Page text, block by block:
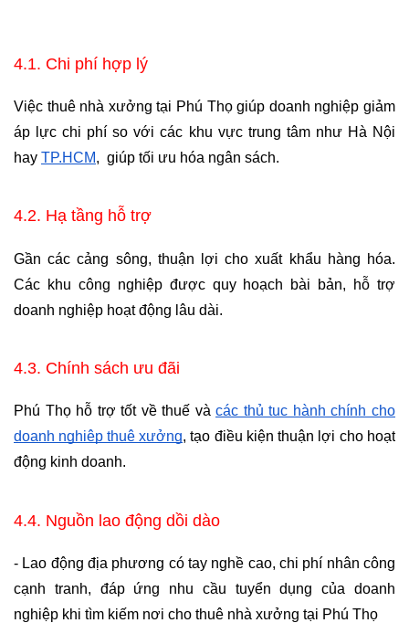
4.1. Chi phí hợp lý
Việc thuê nhà xưởng tại Phú Thọ giúp doanh nghiệp giảm
áp lực chi phí so với các khu vực trung tâm như Hà Nội
hay TP.HCM,  giúp tối ưu hóa ngân sách.
4.2. Hạ tầng hỗ trợ
Gần các cảng sông, thuận lợi cho xuất khẩu hàng hóa.
Các khu công nghiệp được quy hoạch bài bản, hỗ trợ
doanh nghiệp hoạt động lâu dài.
4.3. Chính sách ưu đãi
Phú Thọ hỗ trợ tốt về thuế và các thủ tục hành chính cho
doanh nghiệp thuê xưởng, tạo điều kiện thuận lợi cho hoạt
động kinh doanh.
4.4. Nguồn lao động dồi dào
- Lao động địa phương có tay nghề cao, chi phí nhân công
cạnh tranh, đáp ứng nhu cầu tuyển dụng của doanh
nghiệp khi tìm kiếm nơi cho thuê nhà xưởng tại Phú Thọ